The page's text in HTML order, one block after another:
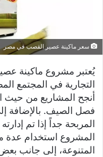
سعر ماكينة عصير القصب في مصر
يُعتبر مشروع ماكينة
التجارية في المجتمع
أنجح المشاريع من حيث
فصل الصيف. بالإضافة
المربحة جداً إذا تم
المشروع استخدام عدة
المتنوعة، إلى جانب